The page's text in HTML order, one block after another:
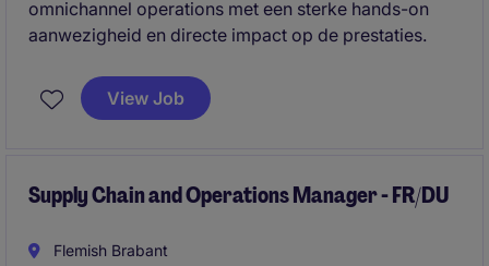
omnichannel operations met een sterke hands-on
aanwezigheid en directe impact op de prestaties.
View Job
Supply Chain and Operations Manager - FR/DU
Flemish Brabant